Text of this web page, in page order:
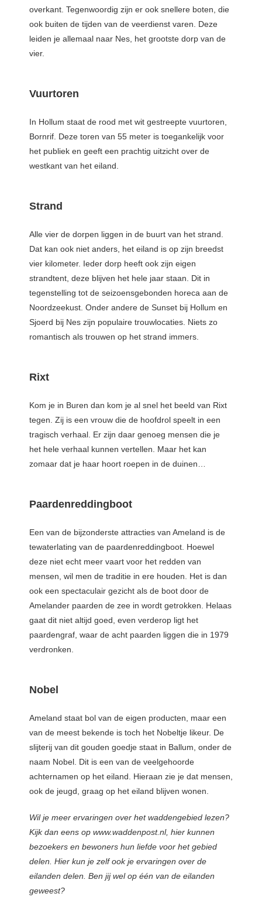
overkant. Tegenwoordig zijn er ook snellere boten, die
ook buiten de tijden van de veerdienst varen. Deze
leiden je allemaal naar Nes, het grootste dorp van de
vier.
Vuurtoren
In Hollum staat de rood met wit gestreepte vuurtoren,
Bornrif. Deze toren van 55 meter is toegankelijk voor
het publiek en geeft een prachtig uitzicht over de
westkant van het eiland.
Strand
Alle vier de dorpen liggen in de buurt van het strand.
Dat kan ook niet anders, het eiland is op zijn breedst
vier kilometer. Ieder dorp heeft ook zijn eigen
strandtent, deze blijven het hele jaar staan. Dit in
tegenstelling tot de seizoensgebonden horeca aan de
Noordzeekust. Onder andere de Sunset bij Hollum en
Sjoerd bij Nes zijn populaire trouwlocaties. Niets zo
romantisch als trouwen op het strand immers.
Rixt
Kom je in Buren dan kom je al snel het beeld van Rixt
tegen. Zij is een vrouw die de hoofdrol speelt in een
tragisch verhaal. Er zijn daar genoeg mensen die je
het hele verhaal kunnen vertellen. Maar het kan
zomaar dat je haar hoort roepen in de duinen…
Paardenreddingboot
Een van de bijzonderste attracties van Ameland is de
tewaterlating van de paardenreddingboot. Hoewel
deze niet echt meer vaart voor het redden van
mensen, wil men de traditie in ere houden. Het is dan
ook een spectaculair gezicht als de boot door de
Amelander paarden de zee in wordt getrokken. Helaas
gaat dit niet altijd goed, even verderop ligt het
paardengraf, waar de acht paarden liggen die in 1979
verdronken.
Nobel
Ameland staat bol van de eigen producten, maar een
van de meest bekende is toch het Nobeltje likeur. De
slijterij van dit gouden goedje staat in Ballum, onder de
naam Nobel. Dit is een van de veelgehoorde
achternamen op het eiland. Hieraan zie je dat mensen,
ook de jeugd, graag op het eiland blijven wonen.
Wil je meer ervaringen over het waddengebied lezen?
Kijk dan eens op www.waddenpost.nl, hier kunnen
bezoekers en bewoners hun liefde voor het gebied
delen. Hier kun je zelf ook je ervaringen over de
eilanden delen. Ben jij wel op één van de eilanden
geweest?